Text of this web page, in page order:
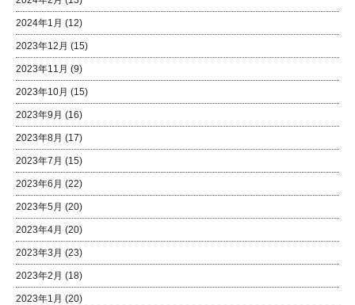
2024年1月 (12)
2023年12月 (15)
2023年11月 (9)
2023年10月 (15)
2023年9月 (16)
2023年8月 (17)
2023年7月 (15)
2023年6月 (22)
2023年5月 (20)
2023年4月 (20)
2023年3月 (23)
2023年2月 (18)
2023年1月 (20)